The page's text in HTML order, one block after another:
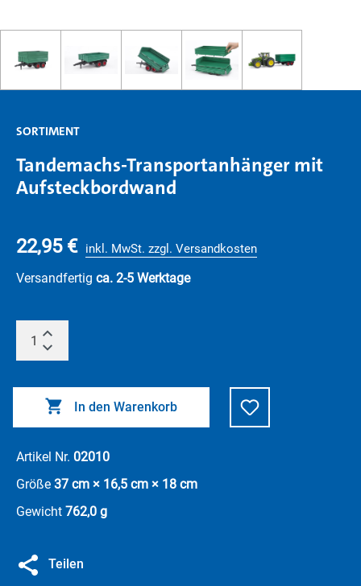
SORTIMENT
Tandemachs-Transportanhänger mit
Aufsteckbordwand
22,95 € inkl. MwSt. zzgl. Versandkosten
Versandfertig ca. 2-5 Werktage
In den Warenkorb
Artikel Nr. 02010
Größe 37 cm × 16,5 cm × 18 cm
Gewicht 762,0 g
Teilen